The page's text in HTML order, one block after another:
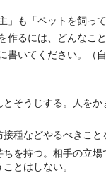
」も「ペットを飼っ
作るには、どんなこ
書いてください。（自
とそうじする。人を
種などやるべきこと
を持つ。相手の立
とはしない。